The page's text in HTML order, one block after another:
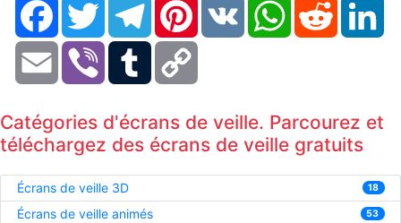
FacebookTwitter TelegramPinterestVK WhatsAppReddit
Email Viber Tumblr
Catégories d'écrans de veille. Parcourez et
téléchargez des écrans de veille gratuits
Écrans de veille 3D 18
Écrans de veille animés 53